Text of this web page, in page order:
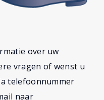
over uw
vragen of wenst u
telefoonnummer
naar